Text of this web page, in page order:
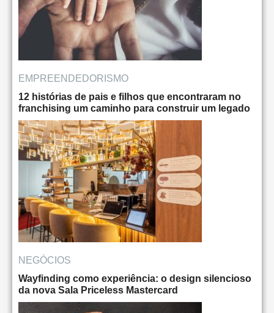
EMPREENDEDORISMO
12 histórias de pais e filhos que encontraram no
franchising um caminho para construir um legado
NEGÓCIOS
Wayfinding como experiência: o design silencioso
da nova Sala Priceless Mastercard